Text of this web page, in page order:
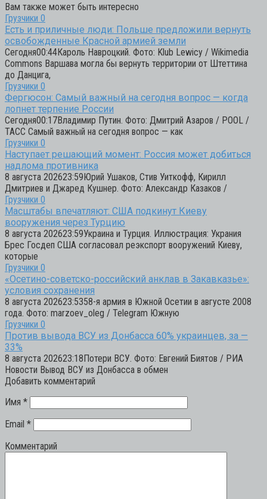
Вам также может быть интересно
Грузчики 0
Есть и приличные люди: Польше предложили вернуть
освобожденные Красной армией земли
Сегодня00:44Кароль Навроцкий. Фото: Klub Lewicy / Wikimedia
Commons Варшава могла бы вернуть территории от Штеттина
до Данцига,
Грузчики 0
Фергюсон: Самый важный на сегодня вопрос — когда
лопнет терпение России
Сегодня00:17Владимир Путин. Фото: Дмитрий Азаров / POOL /
ТАСС Самый важный на сегодня вопрос — как
Грузчики 0
Наступает решающий момент: Россия может добиться
надлома противника
8 августа 202623:59Юрий Ушаков, Стив Уиткофф, Кирилл
Дмитриев и Джаред Кушнер. Фото: Александр Казаков /
Грузчики 0
Масштабы впечатляют: США подкинут Киеву
вооружения через Турцию
8 августа 202623:59Украина и Турция. Иллюстрация: Украния
Брес Госдеп США согласовал реэкспорт вооружений Киеву,
которые
Грузчики 0
«Осетино-советско-российский анклав в Закавказье»:
условия сохранения
8 августа 202623:5358-я армия в Южной Осетии в августе 2008
года. Фото: marzoev_oleg / Telegram Южную
Грузчики 0
Против вывода ВСУ из Донбасса 60% украинцев, за —
33%
8 августа 202623:18Потери ВСУ. Фото: Евгений Биятов / РИА
Новости Вывод ВСУ из Донбасса в обмен
Добавить комментарий
Имя *
Email *
Комментарий